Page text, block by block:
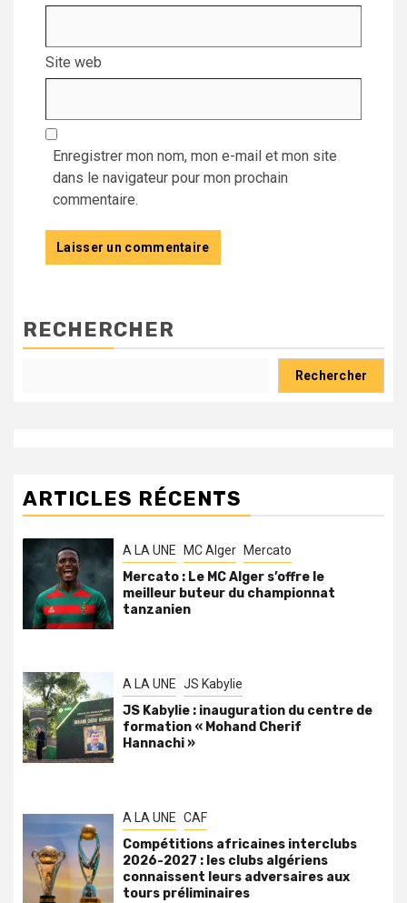
Site web
Enregistrer mon nom, mon e-mail et mon site
dans le navigateur pour mon prochain
commentaire.
RECHERCHER
Rechercher
ARTICLES RÉCENTS
A LA UNE MC Alger Mercato
Mercato : Le MC Alger s’offre le
meilleur buteur du championnat
tanzanien
A LA UNE JS Kabylie
JS Kabylie : inauguration du centre de
formation « Mohand Cherif
Hannachi »
A LA UNE CAF
Compétitions africaines interclubs
2026-2027 : les clubs algériens
connaissent leurs adversaires aux
tours préliminaires